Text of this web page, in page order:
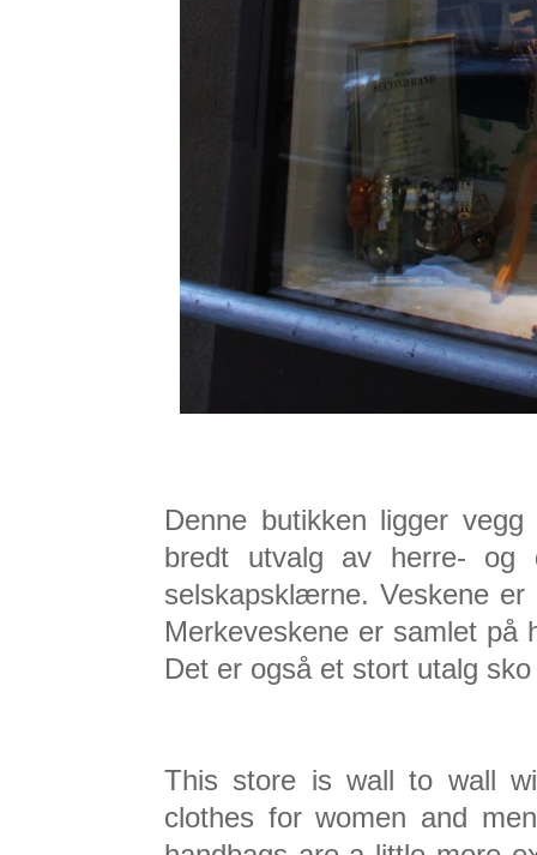
Denne butikken ligger
bredt utvalg av herre- og
selskapsklærne. Veskene
Merkeveskene er samlet på
Det er også et stort utalg
This store is wall to wall
clothes for women and